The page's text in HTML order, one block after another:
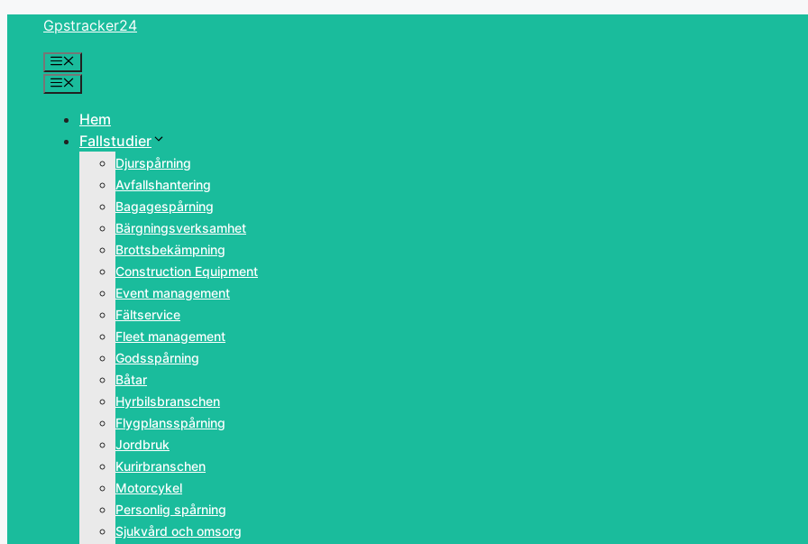
content
Gpstracker24
Menu
Menu
Hem
Fallstudier
Djurspårning
Avfallshantering
Bagagespårning
Bärgningsverksamhet
Brottsbekämpning
Construction Equipment
Event management
Fältservice
Fleet management
Godsspårning
Båtar
Hyrbilsbranschen
Flygplansspårning
Jordbruk
Kurirbranschen
Motorcykel
Personlig spårning
Sjukvård och omsorg